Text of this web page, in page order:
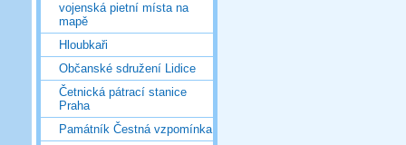
vojenská pietní místa na
mapě
Hloubkaři
Občanské sdružení Lidice
Četnická pátrací stanice
Praha
Památník Čestná vzpomínka